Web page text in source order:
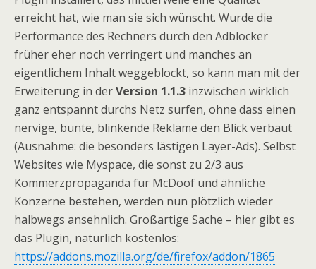
erreicht hat, wie man sie sich wünscht. Wurde die
Performance des Rechners durch den Adblocker
früher eher noch verringert und manches an
eigentlichem Inhalt weggeblockt, so kann man mit der
Erweiterung in derVersion 1.1.3 inzwischen wirklich
ganz entspannt durchs Netz surfen, ohne dass einen
nervige, bunte, blinkende Reklame den Blick verbaut
(Ausnahme: die besonders lästigen Layer-Ads). Selbst
Websites wie Myspace, die sonst zu 2/3 aus
Kommerzpropaganda für McDoof und ähnliche
Konzerne bestehen, werden nun plötzlich wieder
halbwegs ansehnlich. Großartige Sache – hier gibt es
das Plugin, natürlich kostenlos:
https://addons.mozilla.org/de/firefox/addon/1865